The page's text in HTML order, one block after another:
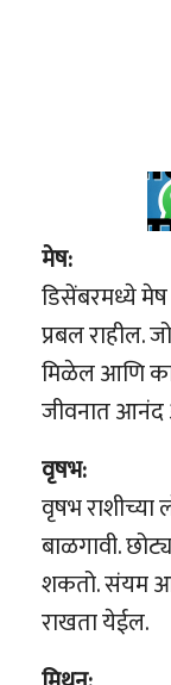
मेष:
डिसेंबरमध्ये मेष
प्रबल राहील.
मिळेल आणि
जीवनात
वृषभ:
वृषभ राशीच्या
बाळगावी.
शकतो. संयम
राखता येईल.